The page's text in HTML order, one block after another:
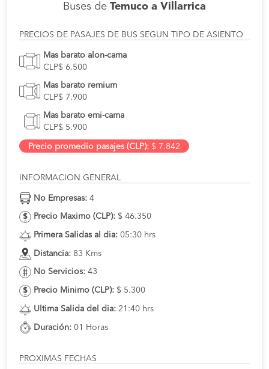
Buses de Temuco a Villarrica
PRECIOS DE PASAJES DE BUS SEGUN TIPO DE ASIENTO
Mas barato alon-cama
CLP$ 6.500
Mas barato remium
CLP$ 7.900
Mas barato emi-cama
CLP$ 5.900
Precio promedio pasajes (CLP): $ 7.842
INFORMACION GENERAL
No Empresas: 4
Precio Maximo (CLP): $ 46.350
Primera Salidas al dia: 05:30 hrs
Distancia: 83 Kms
No Servicios: 43
Precio Minimo (CLP): $ 5.300
Ultima Salida del dia: 21:40 hrs
Duración: 01 Horas
PROXIMAS FECHAS